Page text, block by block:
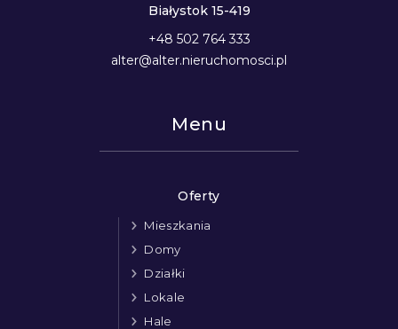
Białystok 15-419
+48 502 764 333
alter@alter.nieruchomosci.pl
Menu
Oferty
Mieszkania
Domy
Działki
Lokale
Hale